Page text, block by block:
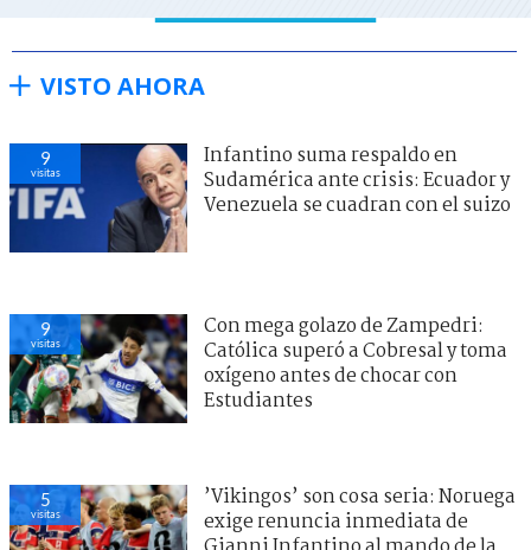
VISTO AHORA
9
visitas
Infantino suma respaldo en
Sudamérica ante crisis: Ecuador y
Venezuela se cuadran con el suizo
9
visitas
Con mega golazo de Zampedri:
Católica superó a Cobresal y toma
oxígeno antes de chocar con
Estudiantes
5
visitas
’Vikingos’ son cosa seria: Noruega
exige renuncia inmediata de